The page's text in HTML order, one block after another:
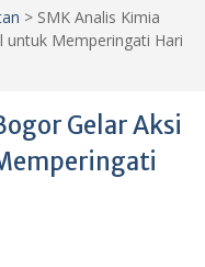
> SMK Analis Kimia
untuk Memperingati Hari
Gelar Aksi